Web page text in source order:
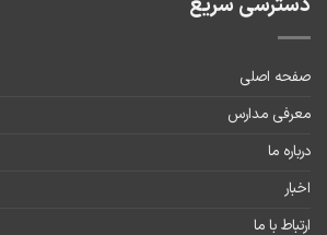
صفحه اصلی
معرفی مدارس
درباره ما
اخبار
ارتباط با ما